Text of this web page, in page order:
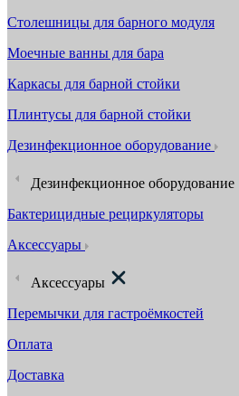
Столешницы для барного модуля
Моечные ванны для бара
Каркасы для барной стойки
Плинтусы для барной стойки
Дезинфекционное оборудование
Дезинфекционное оборудование
Бактерицидные рециркуляторы
Аксессуары
Аксессуары
Перемычки для гастроёмкостей
Оплата
Доставка